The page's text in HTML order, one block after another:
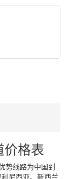
价格表
势线路为中国到
尼西亚、新西兰